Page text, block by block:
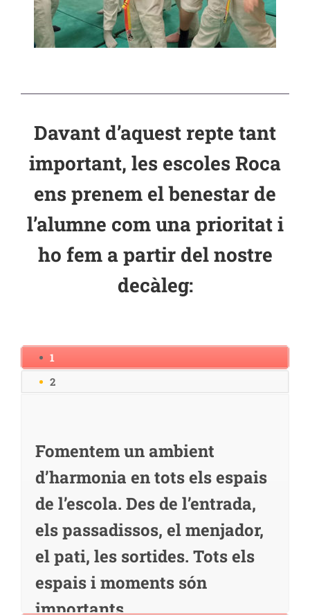
Davant d’aquest repte tant
important, les escoles Roca
ens prenem el benestar de
l’alumne com una prioritat i
ho fem a partir del nostre
decàleg:
1
2
d’harmonia en tots els espais
de l’escola. Des de l’entrada,
els passadissos, el menjador,
el pati, les sortides. Tots els
espais i moments són
importants.